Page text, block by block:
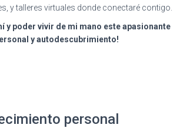
y talleres virtuales donde conectaré contigo.
y poder vivir de mi mano este apasionante
y autodescubrimiento!
personal